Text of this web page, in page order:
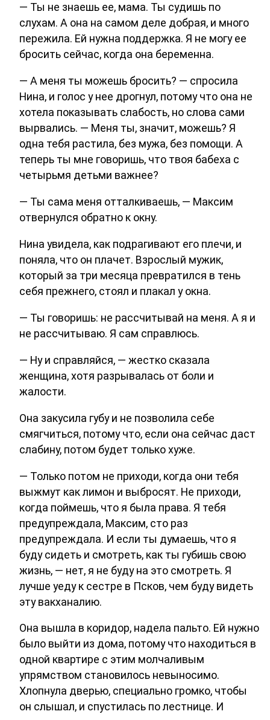
— Ты не знаешь ее, мама. Ты судишь по
слухам. А она на самом деле добрая, и много
пережила. Ей нужна поддержка. Я не могу ее
бросить сейчас, когда она беременна.
— А меня ты можешь бросить? — спросила
Нина, и голос у нее дрогнул, потому что она не
хотела показывать слабость, но слова сами
вырвались. — Меня ты, значит, можешь? Я
одна тебя растила, без мужа, без помощи. А
теперь ты мне говоришь, что твоя бабеха с
четырьмя детьми важнее?
— Ты сама меня отталкиваешь, — Максим
отвернулся обратно к окну.
Нина увидела, как подрагивают его плечи, и
поняла, что он плачет. Взрослый мужик,
который за три месяца превратился в тень
себя прежнего, стоял и плакал у окна.
— Ты говоришь: не рассчитывай на меня. А я и
не рассчитываю. Я сам справлюсь.
— Ну и справляйся, — жестко сказала
женщина, хотя разрывалась от боли и
жалости.
Она закусила губу и не позволила себе
смягчиться, потому что, если она сейчас даст
слабину, потом будет только хуже.
— Только потом не приходи, когда они тебя
выжмут как лимон и выбросят. Не приходи,
когда поймешь, что я была права. Я тебя
предупреждала, Максим, сто раз
предупреждала. И если ты думаешь, что я
буду сидеть и смотреть, как ты губишь свою
жизнь, — нет, я не буду на это смотреть. Я
лучше уеду к сестре в Псков, чем буду видеть
эту вакханалию.
Она вышла в коридор, надела пальто. Ей нужно
было выйти из дома, потому что находиться в
одной квартире с этим молчаливым
упрямством становилось невыносимо.
Хлопнула дверью, специально громко, чтобы
он слышал, и спустилась по лестнице. И